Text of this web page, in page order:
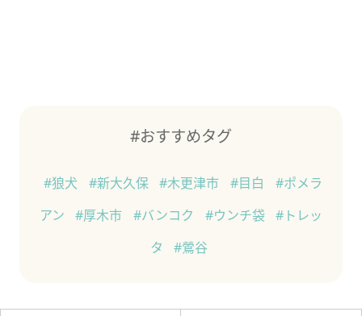
#おすすめタグ
#狼犬 #新大久保 #木更津市 #目白
#ポメラ
アン
#厚木市 #バンコク #ウンチ袋
#トレッ
タ
#鶯谷